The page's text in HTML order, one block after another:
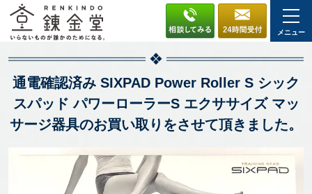
メニュー
通電確認済み SIXPAD Power Roller S シック
スパッド パワーローラーS エクササイズ マッ
サージ器具のお買い取りをさせて頂きました。